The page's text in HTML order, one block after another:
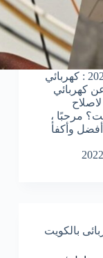
كهربائى منازل السالمية فى الكويت 2023 : كهربائي
هل تبحث عن كهربائي
مرحبًا ،
وأكفأ
بالكويت